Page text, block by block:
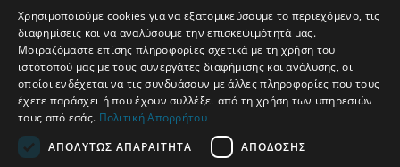
Νέα Προϊόντα
Παρουσίαση προϊόντων
Έρευνα 71
Χρησιμοποιούμε cookies για να εξατομικεύσουμε το περιεχόμενο, τις
διαφημίσεις και να αναλύσουμε την επισκεψιμότητά μας.
Μοιραζόμαστε επίσης πληροφορίες σχετικά με τη χρήση του
ιστότοπού μας με τους συνεργάτες διαφήμισης και ανάλυσης, οι
οποίοι ενδέχεται να τις συνδυάσουν με άλλες πληροφορίες που τους
έχετε παράσχει ή που έχουν συλλέξει από τη χρήση των υπηρεσιών
τους από εσάς. Πολιτική Απορρήτου
ΑΠΟΛΎΤΩΣ ΑΠΑΡΑΊΤΗΤΑ
ΑΠΌΔΟΣΗΣ